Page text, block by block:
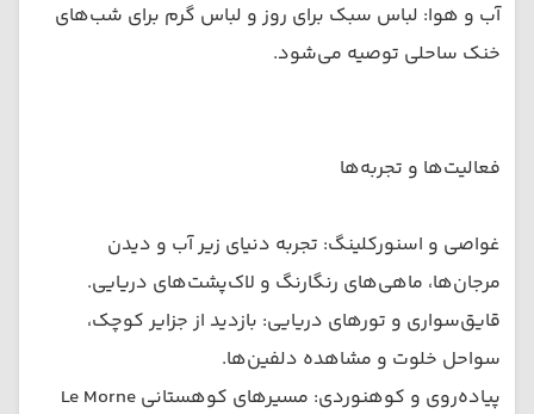
آب و هوا: لباس سبک برای روز و لباس گرم برای شب‌های
خنک ساحلی توصیه می‌شود.
فعالیت‌ها و تجربه‌ها
غواصی و اسنورکلینگ: تجربه دنیای زیر آب و دیدن
مرجان‌ها، ماهی‌های رنگارنگ و لاک‌پشت‌های دریایی.
قایق‌سواری و تورهای دریایی: بازدید از جزایر کوچک،
سواحل خلوت و مشاهده دلفین‌ها.
پیاده‌روی و کوهنوردی: مسیرهای کوهستانی Le Morne